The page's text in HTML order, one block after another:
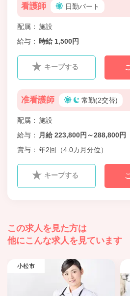
看護師 日勤パート
配属
施設
給与
時給 1,500円
キープする
准看護師 常勤(2交替)
配属
施設
給与
月給 223,800円～288,800円
賞与
年2回（4.0カ月分位）
キープする
この求人を見た方は
他にこんな求人を見ています
小松市